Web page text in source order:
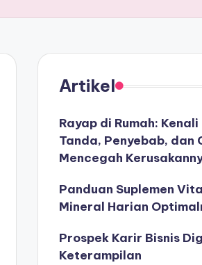
Artikel
Rayap di Rumah:
Tanda, Penyebab, dan
Mencegah
Panduan Suplemen
Mineral Harian
Prospek Karir Bisnis
Keterampilan